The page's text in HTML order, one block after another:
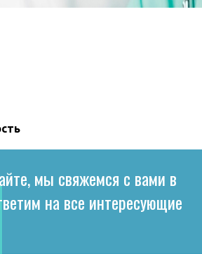
мы свяжемся с вами в
на все интересующие